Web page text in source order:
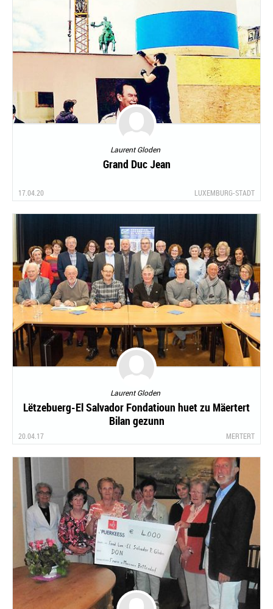
Laurent Gloden
Grand Duc Jean
17.04.20 LUXEMBURG-STADT
Laurent Gloden
Lëtzebuerg-El Salvador Fondatioun huet zu Mäertert
Bilan gezunn
20.04.17 MERTERT